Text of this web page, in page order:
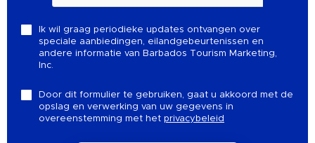
Ik wil graag periodieke updates ontvangen over
speciale aanbiedingen, eilandgebeurtenissen en
andere informatie van Barbados Tourism Marketing,
Inc.
Door dit formulier te gebruiken, gaat u akkoord met de
opslag en verwerking van uw gegevens in
overeenstemming met het privacybeleid